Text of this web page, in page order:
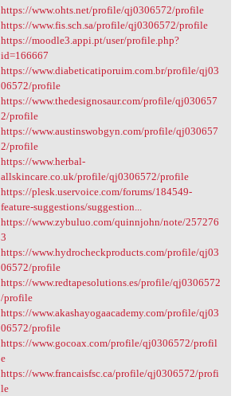
https://www.ohts.net/profile/qj0306572/profile
https://www.fis.sch.sa/profile/qj0306572/profile
https://moodle3.appi.pt/user/profile.php?
id=166667
https://www.diabeticatiporuim.com.br/profile/qj03
06572/profile
https://www.thedesignosaur.com/profile/qj030657
2/profile
https://www.austinswobgyn.com/profile/qj030657
2/profile
https://www.herbal-
allskincare.co.uk/profile/qj0306572/profile
https://plesk.uservoice.com/forums/184549-
feature-suggestions/suggestion...
https://www.zybuluo.com/quinnjohn/note/257276
3
https://www.hydrocheckproducts.com/profile/qj03
06572/profile
https://www.redtapesolutions.es/profile/qj0306572
/profile
https://www.akashayogaacademy.com/profile/qj03
06572/profile
https://www.gocoax.com/profile/qj0306572/profil
e
https://www.francaisfsc.ca/profile/qj0306572/profi
le